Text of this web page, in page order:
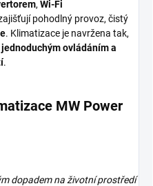
, Wi-Fi
pohodlný provoz, čistý
. Klimatizace je navržena tak,
ovládáním a
.
MW Power
dopadem na životní prostředí